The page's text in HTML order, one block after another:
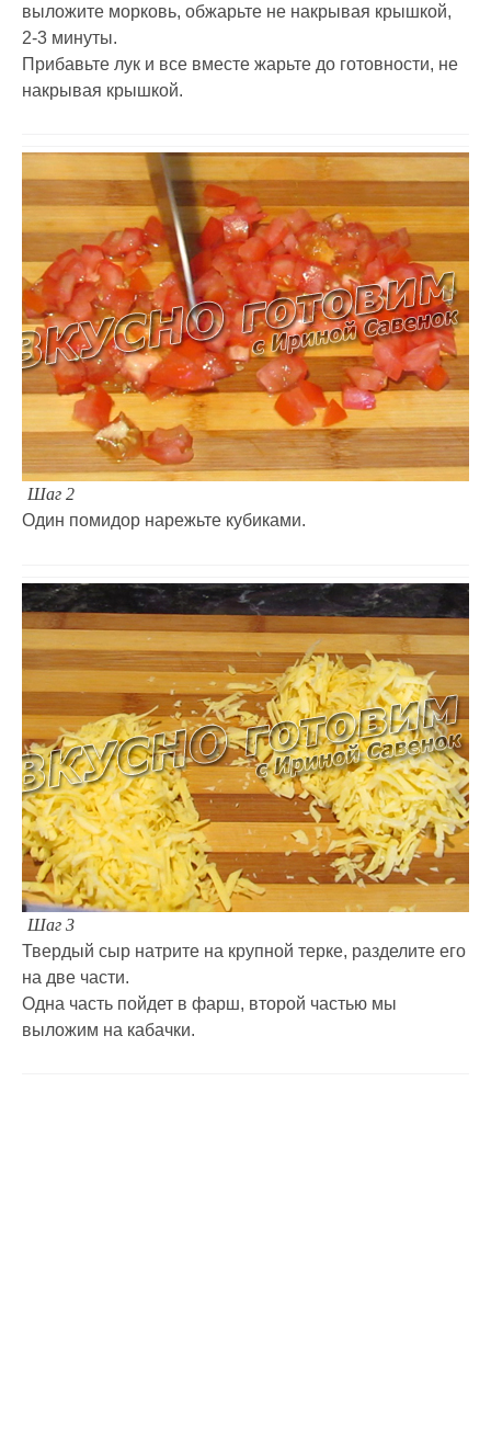
выложите морковь, обжарьте не накрывая крышкой,
2-3 минуты.
Прибавьте лук и все вместе жарьте до готовности, не
накрывая крышкой.
Шаг 2
Один помидор нарежьте кубиками.
Шаг 3
Твердый сыр натрите на крупной терке, разделите его
на две части.
Одна часть пойдет в фарш, второй частью мы
выложим на кабачки.